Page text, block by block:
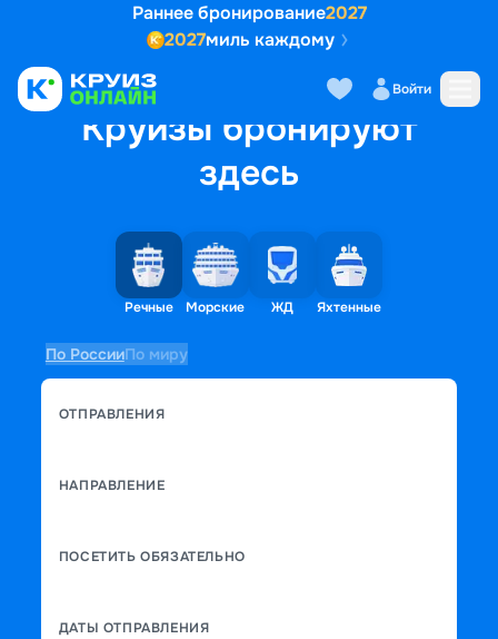
Раннее бронирование2027
2027миль каждому
Войти
Круизы бронируют
здесь
Речные Морские ЖД Яхтенные
По РоссииПо миру
ОТПРАВЛЕНИЯ
НАПРАВЛЕНИЕ
ПОСЕТИТЬ ОБЯЗАТЕЛЬНО
ДАТЫ ОТПРАВЛЕНИЯ